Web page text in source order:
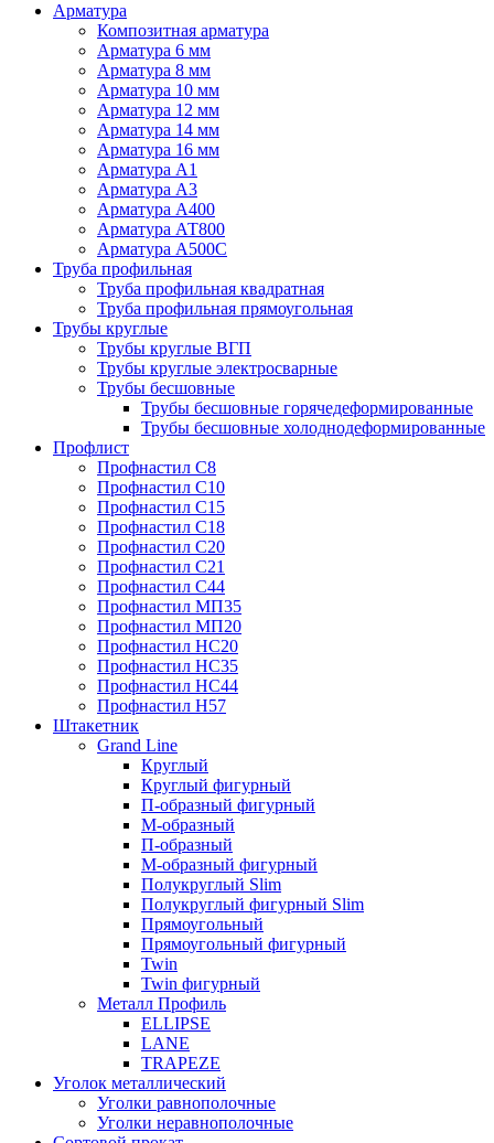
Арматура
Композитная арматура
Арматура 6 мм
Арматура 8 мм
Арматура 10 мм
Арматура 12 мм
Арматура 14 мм
Арматура 16 мм
Арматура А1
Арматура А3
Арматура А400
Арматура АТ800
Арматура А500С
Труба профильная
Труба профильная квадратная
Труба профильная прямоугольная
Трубы круглые
Трубы круглые ВГП
Трубы круглые электросварные
Трубы бесшовные
Трубы бесшовные горячедеформированные
Трубы бесшовные холоднодеформированные
Профлист
Профнастил С8
Профнастил С10
Профнастил С15
Профнастил С18
Профнастил С20
Профнастил С21
Профнастил С44
Профнастил МП35
Профнастил МП20
Профнастил НС20
Профнастил НС35
Профнастил НС44
Профнастил Н57
Штакетник
Grand Line
Круглый
Круглый фигурный
П-образный фигурный
М-образный
П-образный
М-образный фигурный
Полукруглый Slim
Полукруглый фигурный Slim
Прямоугольный
Прямоугольный фигурный
Twin
Twin фигурный
Металл Профиль
ELLIPSE
LАNE
TRAPEZE
Уголок металлический
Уголки равнополочные
Уголки неравнополочные